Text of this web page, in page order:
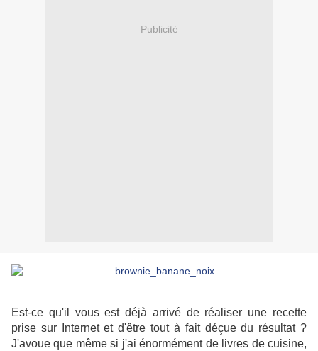
Publicité
Est-ce qu'il vous est déjà arrivé de réaliser une recette
prise sur Internet et d'être tout à fait déçue du résultat ?
J'avoue que même si j'ai énormément de livres de cuisine,